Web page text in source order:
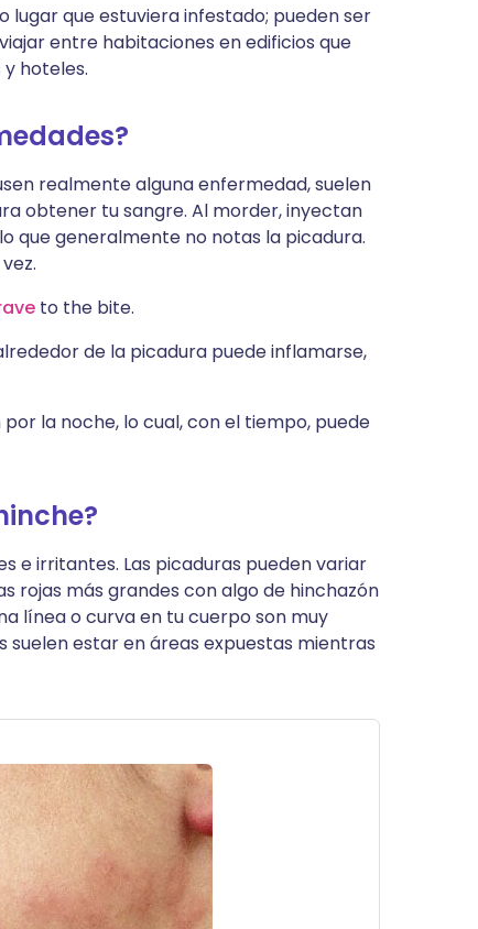
lugar que estuviera infestado; pueden ser
entre habitaciones en edificios que
hoteles.
realmente alguna enfermedad, suelen
obtener tu sangre. Al morder, inyectan
que generalmente no notas la picadura.
to the bite.
de la picadura puede inflamarse,
la noche, lo cual, con el tiempo, puede
e irritantes. Las picaduras pueden variar
rojas más grandes con algo de hinchazón
línea o curva en tu cuerpo son muy
suelen estar en áreas expuestas mientras